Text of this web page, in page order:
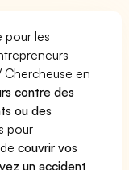
pour les
en
contre des
ou des
pour
decouvrir vos
un accident